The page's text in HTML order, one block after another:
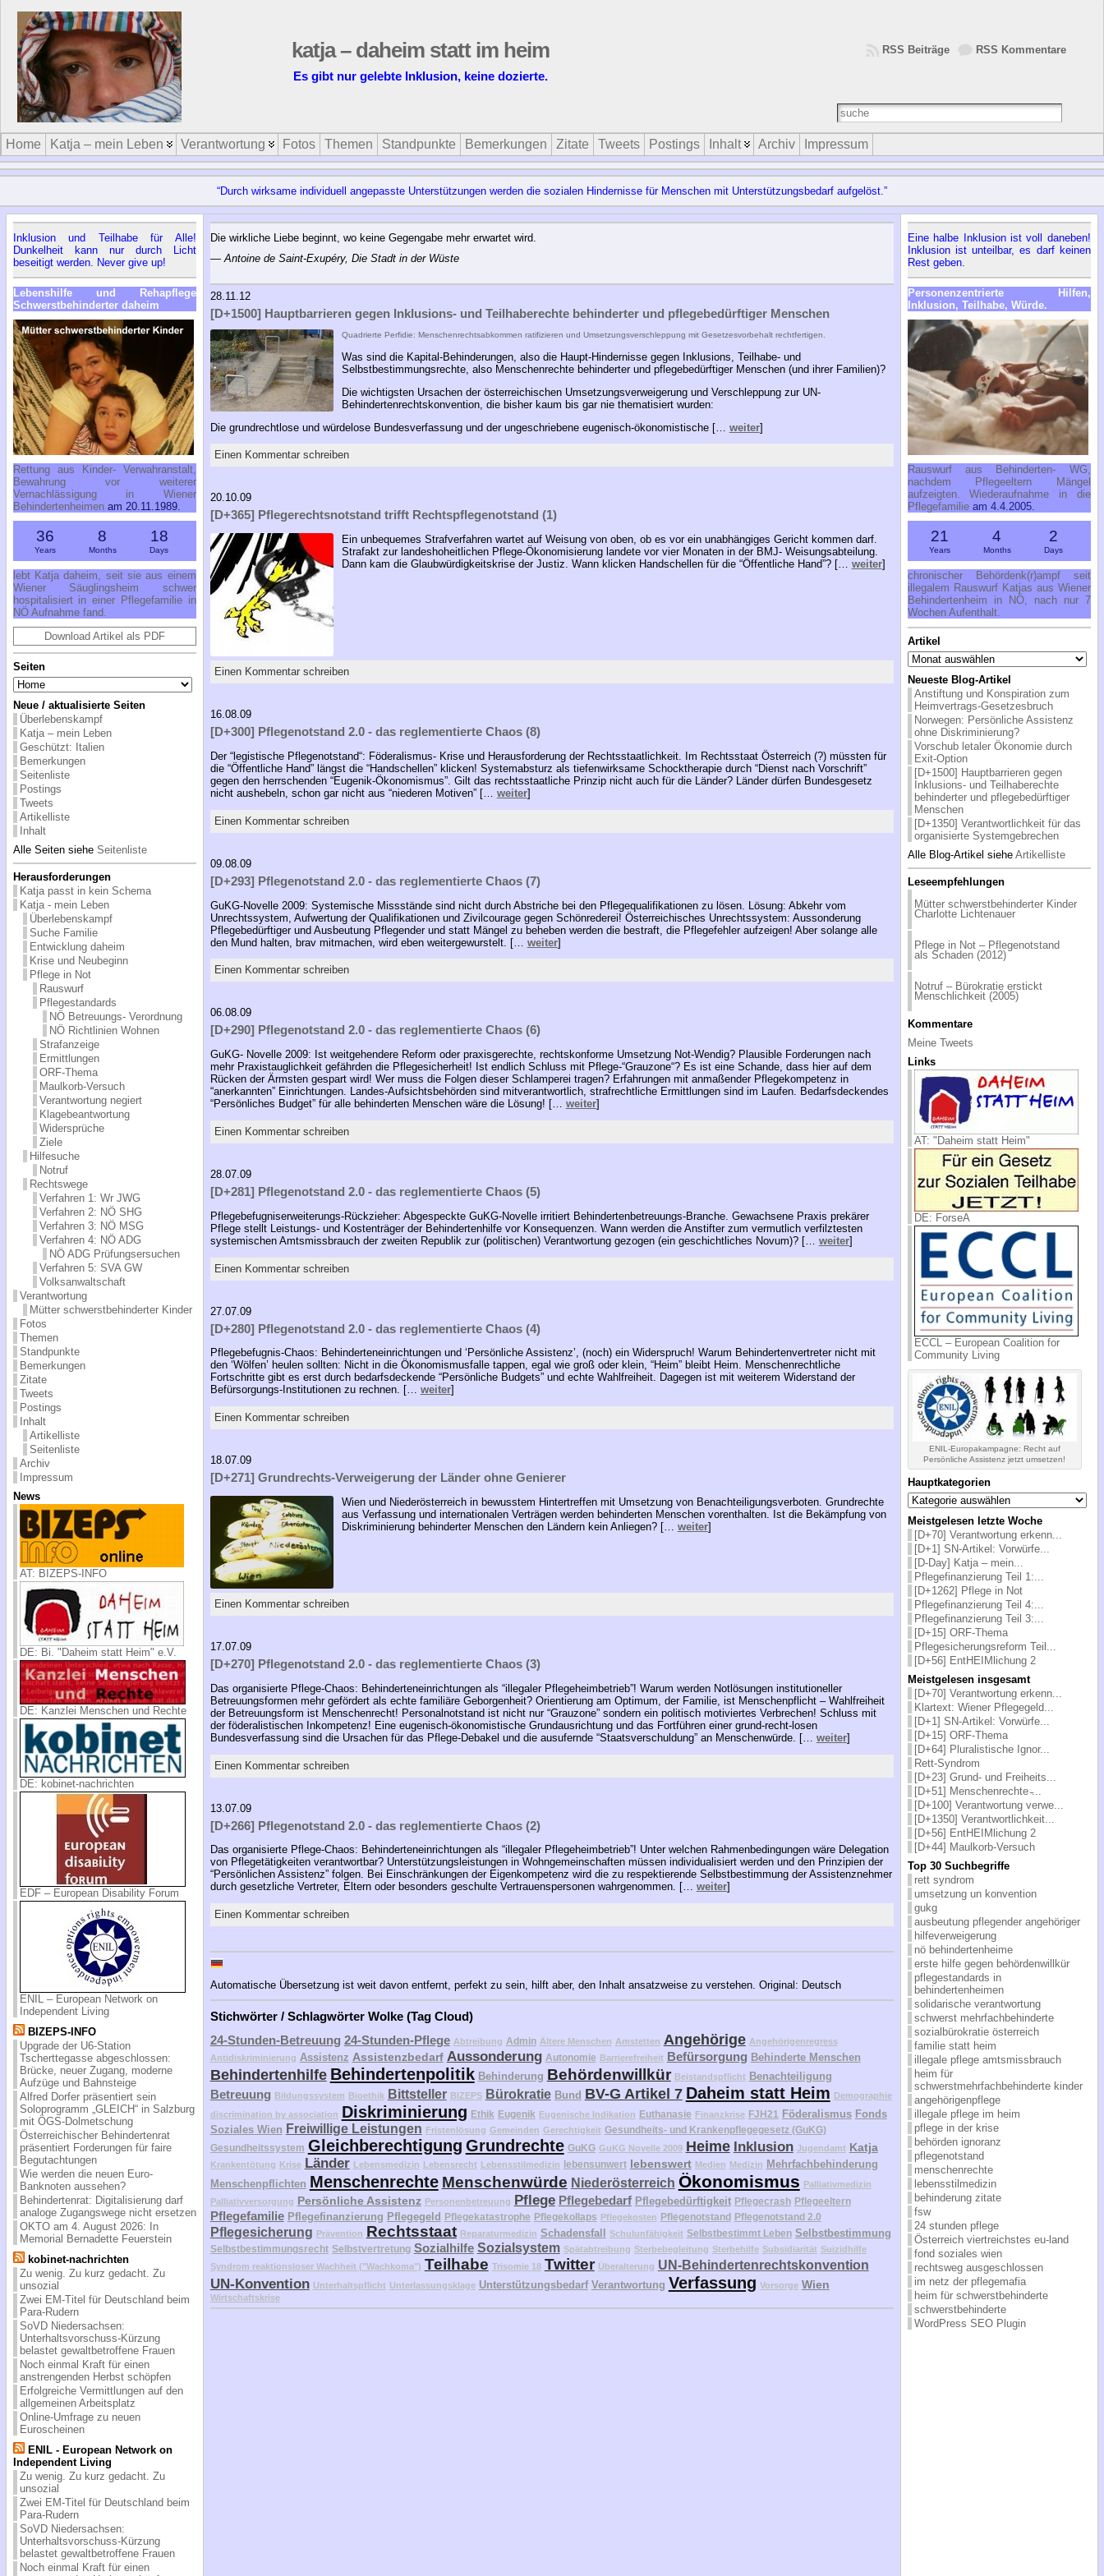
katja – daheim statt im heim
Es gibt nur gelebte Inklusion, keine dozierte.
RSS Kommentare
RSS Beiträge
Home Katja – mein Leben Verantwortung Fotos Themen Standpunkte Bemerkungen Zitate Tweets Postings Inhalt Archiv Impressum
“Durch wirksame individuell angepasste Unterstützungen werden die sozialen Hindernisse für Menschen mit Unterstützungsbedarf aufgelöst.”
Inklusion und Teilhabe für Alle!
Dunkelheit kann nur durch Licht
beseitigt werden. Never give up!
Lebenshilfe und Rehapflege
Schwerstbehinderter daheim
Rettung aus Kinder- Verwahranstalt,
Bewahrung vor weiterer
Vernachlässigung in Wiener
Behindertenheimenam 20.11.1989.
36
Years
8
Months
18
Days
lebt Katja daheim, seit sie aus einem
Wiener Säuglingsheim schwer
hospitalisiert in einer Pflegefamilie in
NÖ Aufnahme fand.
Download Artikel als PDF
Seiten
Neue / aktualisierte Seiten
Überlebenskampf
Katja – mein Leben
Geschützt: Italien
Bemerkungen
Seitenliste
Postings
Tweets
Artikelliste
Inhalt
Alle Seiten siehe Seitenliste
Herausforderungen
Katja passt in kein Schema
Katja - mein Leben
Überlebenskampf
Suche Familie
Entwicklung daheim
Krise und Neubeginn
Pflege in Not
Rauswurf
Pflegestandards
NÖ Betreuungs- Verordnung
NÖ Richtlinien Wohnen
Strafanzeige
Ermittlungen
ORF-Thema
Maulkorb-Versuch
Verantwortung negiert
Klagebeantwortung
Widersprüche
Ziele
Hilfesuche
Notruf
Rechtswege
Verfahren 1: Wr JWG
Verfahren 2: NÖ SHG
Verfahren 3: NÖ MSG
Verfahren 4: NÖ ADG
NÖ ADG Prüfungsersuchen
Verfahren 5: SVA GW
Volksanwaltschaft
Verantwortung
Mütter schwerstbehinderter Kinder
Fotos
Themen
Standpunkte
Bemerkungen
Zitate
Tweets
Postings
Inhalt
Artikelliste
Seitenliste
Archiv
Impressum
News
AT: BIZEPS-INFO
DE: Bi. "Daheim statt Heim" e.V.
DE: Kanzlei Menschen und Rechte
DE: kobinet-nachrichten
EDF – European Disability Forum
ENIL – European Network on
Independent Living
BIZEPS-INFO
Upgrade der U6-Station
Tscherttegasse abgeschlossen:
Brücke, neuer Zugang, moderne
Aufzüge und Bahnsteige
Alfred Dorfer präsentiert sein
Soloprogramm „GLEICH“ in Salzburg
mit ÖGS-Dolmetschung
Österreichischer Behindertenrat
präsentiert Forderungen für faire
Begutachtungen
Wie werden die neuen Euro-
Banknoten aussehen?
Behindertenrat: Digitalisierung darf
analoge Zugangswege nicht ersetzen
OKTO am 4. August 2026: In
Memorial Bernadette Feuerstein
kobinet-nachrichten
Zu wenig. Zu kurz gedacht. Zu
unsozial
Zwei EM-Titel für Deutschland beim
Para-Rudern
SoVD Niedersachsen:
Unterhaltsvorschuss-Kürzung
belastet gewaltbetroffene Frauen
Noch einmal Kraft für einen
anstrengenden Herbst schöpfen
Erfolgreiche Vermittlungen auf den
allgemeinen Arbeitsplatz
Online-Umfrage zu neuen
Euroscheinen
ENIL - European Network on
Independent Living
Zu wenig. Zu kurz gedacht. Zu
unsozial
Zwei EM-Titel für Deutschland beim
Para-Rudern
SoVD Niedersachsen:
Unterhaltsvorschuss-Kürzung
belastet gewaltbetroffene Frauen
Noch einmal Kraft für einen
Die wirkliche Liebe beginnt, wo keine Gegengabe mehr erwartet wird.
— Antoine de Saint-Exupéry, Die Stadt in der Wüste
28.11.12
[D+1500] Hauptbarrieren gegen Inklusions- und Teilhaberechte behinderter und pflegebedürftiger Menschen
Quadrierte Perfidie: Menschenrechtsabkommen ratifizieren und Umsetzungsverschleppung mit Gesetzesvorbehalt rechtfertigen.
Was sind die Kapital-Behinderungen, also die Haupt-Hindernisse gegen Inklusions, Teilhabe- und
Selbstbestimmungsrechte, also Menschenrechte behinderter und pflegebedürftiger Menschen (und ihrer Familien)?
Die wichtigsten Ursachen der österreichischen Umsetzungsverweigerung und Verschleppung zur UN-
Behindertenrechtskonvention, die bisher kaum bis gar nie thematisiert wurden:
Die grundrechtlose und würdelose Bundesverfassung und der ungeschriebene eugenisch-ökonomistische [… weiter]
Einen Kommentar schreiben
20.10.09
[D+365] Pflegerechtsnotstand trifft Rechtspflegenotstand (1)
Ein unbequemes Strafverfahren wartet auf Weisung von oben, ob es vor ein unabhängiges Gericht kommen darf.
Strafakt zur landeshoheitlichen Pflege-Ökonomisierung landete vor vier Monaten in der BMJ- Weisungsabteilung.
Dann kam die Glaubwürdigkeitskrise der Justiz. Wann klicken Handschellen für die “Öffentliche Hand”? [… weiter]
Einen Kommentar schreiben
16.08.09
[D+300] Pflegenotstand 2.0 - das reglementierte Chaos (8)
Der “legistische Pflegenotstand“: Föderalismus- Krise und Herausforderung der Rechtsstaatlichkeit. Im Rechtsstaat Österreich (?) müssten für
die “Öffentliche Hand” längst die “Handschellen” klicken! Systemabsturz als tiefenwirksame Schocktherapie durch “Dienst nach Vorschrift”
gegen den herrschenden “Eugenik-Ökonomismus”. Gilt das rechtsstaatliche Prinzip nicht auch für die Länder? Länder dürfen Bundesgesetz
nicht aushebeln, schon gar nicht aus “niederen Motiven” [… weiter]
Einen Kommentar schreiben
09.08.09
[D+293] Pflegenotstand 2.0 - das reglementierte Chaos (7)
GuKG-Novelle 2009: Systemische Missstände sind nicht durch Abstriche bei den Pflegequalifikationen zu lösen. Lösung: Abkehr vom
Unrechtssystem, Aufwertung der Qualifikationen und Zivilcourage gegen Schönrederei! Österreichisches Unrechtssystem: Aussonderung
Pflegebedürftiger und Ausbeutung Pflegender und statt Mängel zu beheben werden die bestraft, die Pflegefehler aufzeigen! Aber solange alle
den Mund halten, brav mitmachen, wird eben weitergewurstelt. [… weiter]
Einen Kommentar schreiben
06.08.09
[D+290] Pflegenotstand 2.0 - das reglementierte Chaos (6)
GuKG- Novelle 2009: Ist weitgehendere Reform oder praxisgerechte, rechtskonforme Umsetzung Not-Wendig? Plausible Forderungen nach
mehr Praxistauglichkeit gefährden die Pflegesicherheit! Ist endlich Schluss mit Pflege-“Grauzone“? Es ist eine Schande, dass hier auf dem
Rücken der Ärmsten gespart wird! Wer muss die Folgen dieser Schlamperei tragen? Erfahrungen mit anmaßender Pflegekompetenz in
“anerkannten” Einrichtungen. Landes-Aufsichtsbehörden sind mitverantwortlich, strafrechtliche Ermittlungen sind im Laufen. Bedarfsdeckendes
“Persönliches Budget” für alle behinderten Menschen wäre die Lösung! [… weiter]
Einen Kommentar schreiben
28.07.09
[D+281] Pflegenotstand 2.0 - das reglementierte Chaos (5)
Pflegebefugniserweiterungs-Rückzieher: Abgespeckte GuKG-Novelle irritiert Behindertenbetreuungs-Branche. Gewachsene Praxis prekärer
Pflege stellt Leistungs- und Kostenträger der Behindertenhilfe vor Konsequenzen. Wann werden die Anstifter zum vermutlich verfilztesten
systemischen Amtsmissbrauch der zweiten Republik zur (politischen) Verantwortung gezogen (ein geschichtliches Novum)? [… weiter]
Einen Kommentar schreiben
27.07.09
[D+280] Pflegenotstand 2.0 - das reglementierte Chaos (4)
Pflegebefugnis-Chaos: Behinderteneinrichtungen und ‘Persönliche Assistenz’, (noch) ein Widerspruch! Warum Behindertenvertreter nicht mit
den ‘Wölfen’ heulen sollten: Nicht in die Ökonomismusfalle tappen, egal wie groß oder klein, “Heim” bleibt Heim. Menschenrechtliche
Fortschritte gibt es erst durch bedarfsdeckende “Persönliche Budgets” und echte Wahlfreiheit. Dagegen ist mit weiterem Widerstand der
Befürsorgungs-Institutionen zu rechnen. [… weiter]
Einen Kommentar schreiben
18.07.09
[D+271] Grundrechts-Verweigerung der Länder ohne Genierer
Wien und Niederösterreich in bewusstem Hintertreffen mit Umsetzung von Benachteiligungsverboten. Grundrechte
aus Verfassung und internationalen Verträgen werden behinderten Menschen vorenthalten. Ist die Bekämpfung von
Diskriminierung behinderter Menschen den Ländern kein Anliegen? [… weiter]
Einen Kommentar schreiben
17.07.09
[D+270] Pflegenotstand 2.0 - das reglementierte Chaos (3)
Das organisierte Pflege-Chaos: Behinderteneinrichtungen als “illegaler Pflegeheimbetrieb”! Warum werden Notlösungen institutioneller
Betreuungsformen mehr gefördert als echte familiäre Geborgenheit? Orientierung am Optimum, der Familie, ist Menschenpflicht – Wahlfreiheit
der Betreuungsform ist Menschenrecht! Personalnotstand ist nicht nur “Grauzone” sondern ein politisch motiviertes Verbrechen! Schluss mit
der föderalistischen Inkompetenz! Eine eugenisch-ökonomistische Grundausrichtung und das Fortführen einer grund-recht-losen
Bundesverfassung sind die Ursachen für das Pflege-Debakel und die ausufernde “Staatsverschuldung” an Menschenwürde. [… weiter]
Einen Kommentar schreiben
13.07.09
[D+266] Pflegenotstand 2.0 - das reglementierte Chaos (2)
Das organisierte Pflege-Chaos: Behinderteneinrichtungen als “illegaler Pflegeheimbetrieb”! Unter welchen Rahmenbedingungen wäre Delegation
von Pflegetätigkeiten verantwortbar? Unterstützungsleistungen in Wohngemeinschaften müssen individualisiert werden und den Prinzipien der
“Persönlichen Assistenz” folgen. Bei Einschränkungen der Eigenkompetenz wird die zu respektierende Selbstbestimmung der Assistenznehmer
durch gesetzliche Vertreter, Eltern oder besonders geschulte Vertrauenspersonen wahrgenommen. [… weiter]
Einen Kommentar schreiben
Automatische Übersetzung ist weit davon entfernt, perfekt zu sein, hilft aber, den Inhalt ansatzweise zu verstehen. Original: Deutsch
Stichwörter / Schlagwörter Wolke (Tag Cloud)
24-Stunden-Betreuung 24-Stunden-Pflege Abtreibung Admin Ältere Menschen Amstetten Angehörige Angehörigenregress
Antidiskriminierung Assistenz Assistenzbedarf Aussonderung Autonomie Barrierefreiheit Befürsorgung Behinderte Menschen
Behindertenhilfe Behindertenpolitik Behinderung Behördenwillkür Beistandspflicht Benachteiligung
Betreuung Bildungssystem Bioethik Bittsteller BIZEPS Bürokratie Bund BV-G Artikel 7 Daheim statt Heim Demographie
discrimination by association Diskriminierung Ethik Eugenik Eugenische Indikation Euthanasie Finanzkrise FJH21 Föderalismus Fonds
Soziales Wien Freiwillige Leistungen Fristenlösung Gemeinden Gerechtigkeit Gesundheits- und Krankenpflegegesetz (GuKG)
Gesundheitssystem Gleichberechtigung Grundrechte GuKG GuKG Novelle 2009 Heime Inklusion Jugendamt Katja
Krankentötung Krise Länder Lebensmedizin Lebensrecht Lebensstilmedizin lebensunwert lebenswert Medien Medizin Mehrfachbehinderung
Menschenpflichten Menschenrechte Menschenwürde Niederösterreich Ökonomismus Palliativmedizin
Palliativversorgung Persönliche Assistenz Personenbetreuung Pflege Pflegebedarf Pflegebedürftigkeit Pflegecrash Pflegeeltern
Pflegefamilie Pflegefinanzierung Pflegegeld Pflegekatastrophe Pflegekollaps Pflegekosten Pflegenotstand Pflegenotstand 2.0
Pflegesicherung Prävention Rechtsstaat Reparaturmedizin Schadensfall Schulunfähigkeit Selbstbestimmt Leben Selbstbestimmung
Selbstbestimmungsrecht Selbstvertretung Sozialhilfe Sozialsystem Spätabtreibung Sterbebegleitung Sterbehilfe Subsidiarität Suizidhilfe
Syndrom reaktionsloser Wachheit ("Wachkoma") Teilhabe Trisomie 18 Twitter Überalterung UN-Behindertenrechtskonvention
UN-Konvention Unterhaltspflicht Unterlassungsklage Unterstützungsbedarf Verantwortung Verfassung Vorsorge Wien
Wirtschaftskrise
Eine halbe Inklusion ist voll daneben!
Inklusion ist unteilbar, es darf keinen
Rest geben.
Personenzentrierte Hilfen,
Inklusion, Teilhabe, Würde.
Rauswurf aus Behinderten- WG,
nachdem Pflegeeltern Mängel
aufzeigten. Wiederaufnahme in die
Pflegefamilieam 4.4.2005.
21
Years
4
Months
2
Days
chronischer Behördenk(r)ampf seit
illegalem Rauswurf Katjas aus Wiener
Behindertenheim in NÖ, nach nur 7
Wochen Aufenthalt.
Artikel
Artikel
Neueste Blog-Artikel
Anstiftung und Konspiration zum
Heimvertrags-Gesetzesbruch
Norwegen: Persönliche Assistenz
ohne Diskriminierung?
Vorschub letaler Ökonomie durch
Exit-Option
[D+1500] Hauptbarrieren gegen
Inklusions- und Teilhaberechte
behinderter und pflegebedürftiger
Menschen
[D+1350] Verantwortlichkeit für das
organisierte Systemgebrechen
Alle Blog-Artikel siehe Artikelliste
Leseempfehlungen
Mütter schwerstbehinderter Kinder
Charlotte Lichtenauer
Pflege in Not – Pflegenotstand
als Schaden (2012)
Notruf – Bürokratie erstickt
Menschlichkeit (2005)
Kommentare
Meine Tweets
Links
AT: "Daheim statt Heim"
DE: ForseA
ECCL – European Coalition for
Community Living
ENIL-Europakampagne: Recht auf
Persönliche Assistenz jetzt umsetzen!
Hauptkategorien
Hauptkategorien
Meistgelesen letzte Woche
[D+70] Verantwortung erkenn...
[D+1] SN-Artikel: Vorwürfe...
[D-Day] Katja – mein...
Pflegefinanzierung Teil 1:...
[D+1262] Pflege in Not
Pflegefinanzierung Teil 4:...
Pflegefinanzierung Teil 3:...
[D+15] ORF-Thema
Pflegesicherungsreform Teil...
[D+56] EntHEIMlichung 2
Meistgelesen insgesamt
[D+70] Verantwortung erkenn...
Klartext: Wiener Pflegegeld...
[D+1] SN-Artikel: Vorwürfe...
[D+15] ORF-Thema
[D+64] Pluralistische Ignor...
Rett-Syndrom
[D+23] Grund- und Freiheits...
[D+51] Menschenrechte ̵...
[D+100] Verantwortung verwe...
[D+1350] Verantwortlichkeit...
[D+56] EntHEIMlichung 2
[D+44] Maulkorb-Versuch
Top 30 Suchbegriffe
rett syndrom
umsetzung un konvention
gukg
ausbeutung pflegender angehöriger
hilfeverweigerung
nö behindertenheime
erste hilfe gegen behördenwillkür
pflegestandards in
behindertenheimen
solidarische verantwortung
schwerst mehrfachbehinderte
sozialbürokratie österreich
familie statt heim
illegale pflege amtsmissbrauch
heim für
schwerstmehrfachbehinderte kinder
angehörigenpflege
illegale pflege im heim
pflege in der krise
behörden ignoranz
pflegenotstand
menschenrechte
lebensstilmedizin
behinderung zitate
fsw
24 stunden pflege
Österreich viertreichstes eu-land
fond soziales wien
rechtsweg ausgeschlossen
im netz der pflegemafia
heim für schwerstbehinderte
schwerstbehinderte
WordPress SEO Plugin